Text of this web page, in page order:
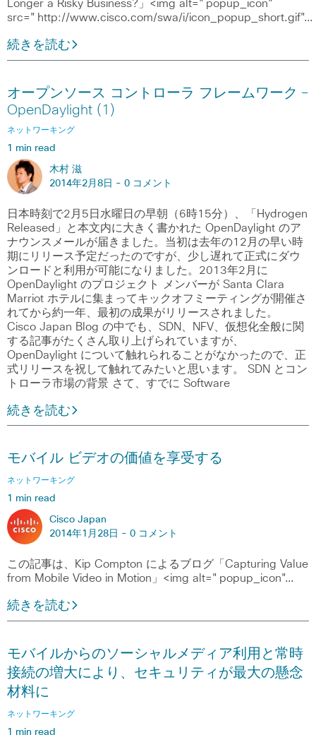
Longer a Risky Business?」<img alt="popup_icon"
src="http://www.cisco.com/swa/i/icon_popup_short.gif"…
続きを読む
オープンソース コントローラ フレームワーク ―
OpenDaylight (1)
ネットワーキング
1 min read
木村 滋
2014年2月8日 - 0 コメント
日本時刻で2月5日水曜日の早朝（6時15分）、「Hydrogen
Released」と本文内に大きく書かれた OpenDaylight のア
ナウンスメールが届きました。当初は去年の12月の早い時
期にリリース予定だったのですが、少し遅れて正式にダウ
ンロードと利用が可能になりました。2013年2月に
OpenDaylight のプロジェクト メンバーが Santa Clara
Marriot ホテルに集まってキックオフミーティングが開催さ
れてから約一年、最初の成果がリリースされました。
Cisco Japan Blog の中でも、SDN、NFV、仮想化全般に関
する記事がたくさん取り上げられていますが、
OpenDaylight について触れられることがなかったので、正
式リリースを祝して触れてみたいと思います。 SDN とコン
トローラ市場の背景 さて、すでに Software
続きを読む
モバイル ビデオの価値を享受する
ネットワーキング
1 min read
Cisco Japan
2014年1月28日 - 0 コメント
この記事は、Kip Compton によるブログ「Capturing Value
from Mobile Video in Motion」<img alt="popup_icon"…
続きを読む
モバイルからのソーシャルメディア利用と常時
接続の増大により、セキュリティが最大の懸念
材料に
ネットワーキング
1 min read